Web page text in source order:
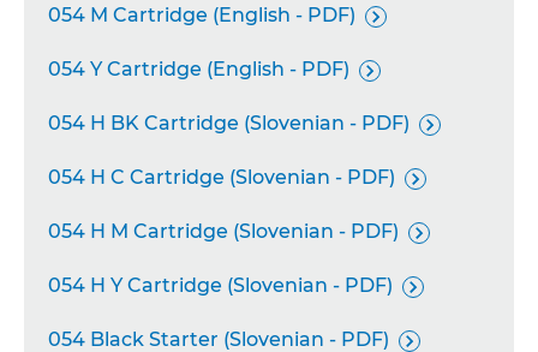
054 M Cartridge (English - PDF) 
054 Y Cartridge (English - PDF) 
054 H BK Cartridge (Slovenian - PDF) 
054 H C Cartridge (Slovenian - PDF) 
054 H M Cartridge (Slovenian - PDF) 
054 H Y Cartridge (Slovenian - PDF) 
054 Black Starter (Slovenian - PDF) 